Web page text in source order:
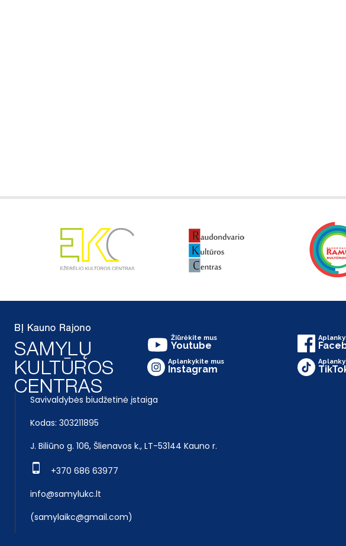
Žiūrėkite mus
Youtube
Aplankykite mus
Instagram
Savivaldybės biudžetinė įstaiga
Kodas: 303211895
J. Biliūno g. 106, Šlienavos k., LT-53144 Kauno r.
+370 686 63977
info@samylukc.lt
(samylaikc@gmail.com)